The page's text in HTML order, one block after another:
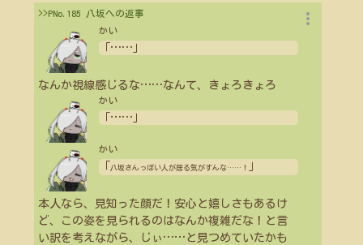
>>PNo.185 八坂への返事
かい
……
なんか視線感じるな……なんて、きょろきょろ
かい
……
かい
八坂さんっぽい人が居る気がすんな… … ！
本人なら、見知った顔だ！安心と嬉しさもあるけ
ど、この姿を見られるのはなんか複雑だな！と言
い訳を考えながら、じぃ …… と見つめていたかも
more_vert